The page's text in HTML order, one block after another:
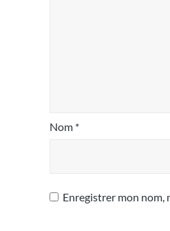
Nom *
Enregistrer mon nom,